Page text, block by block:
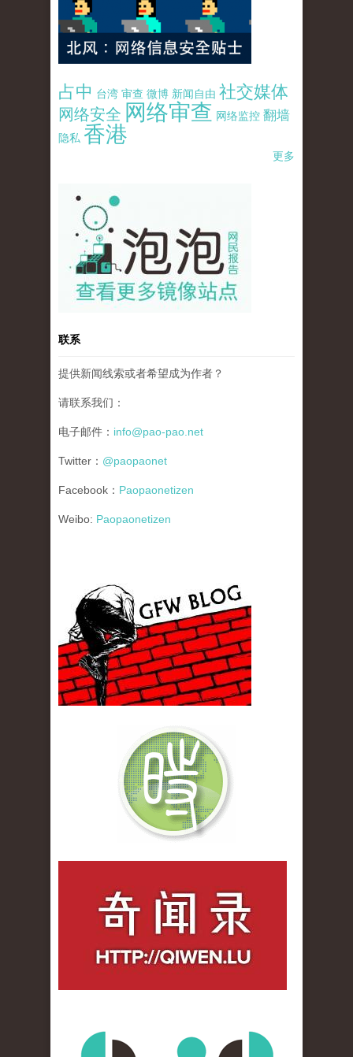
占中 台湾 审查 微博 新闻自由 社交媒体
网络安全 网络审查 网络监控 翻墙
隐私 香港
更多
pao-pao-banner-mirror-site-120814.jpg
联系
提供新闻线索或者希望成为作者？
请联系我们：
电子邮件： info@pao-pao.net
Twitter： @paopaonet
Facebook： Paopaonetizen
Weibo: Paopaonetizen
gfw_blog_small.jpg